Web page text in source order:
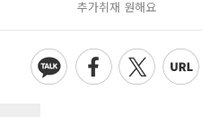
추가취재 원해요